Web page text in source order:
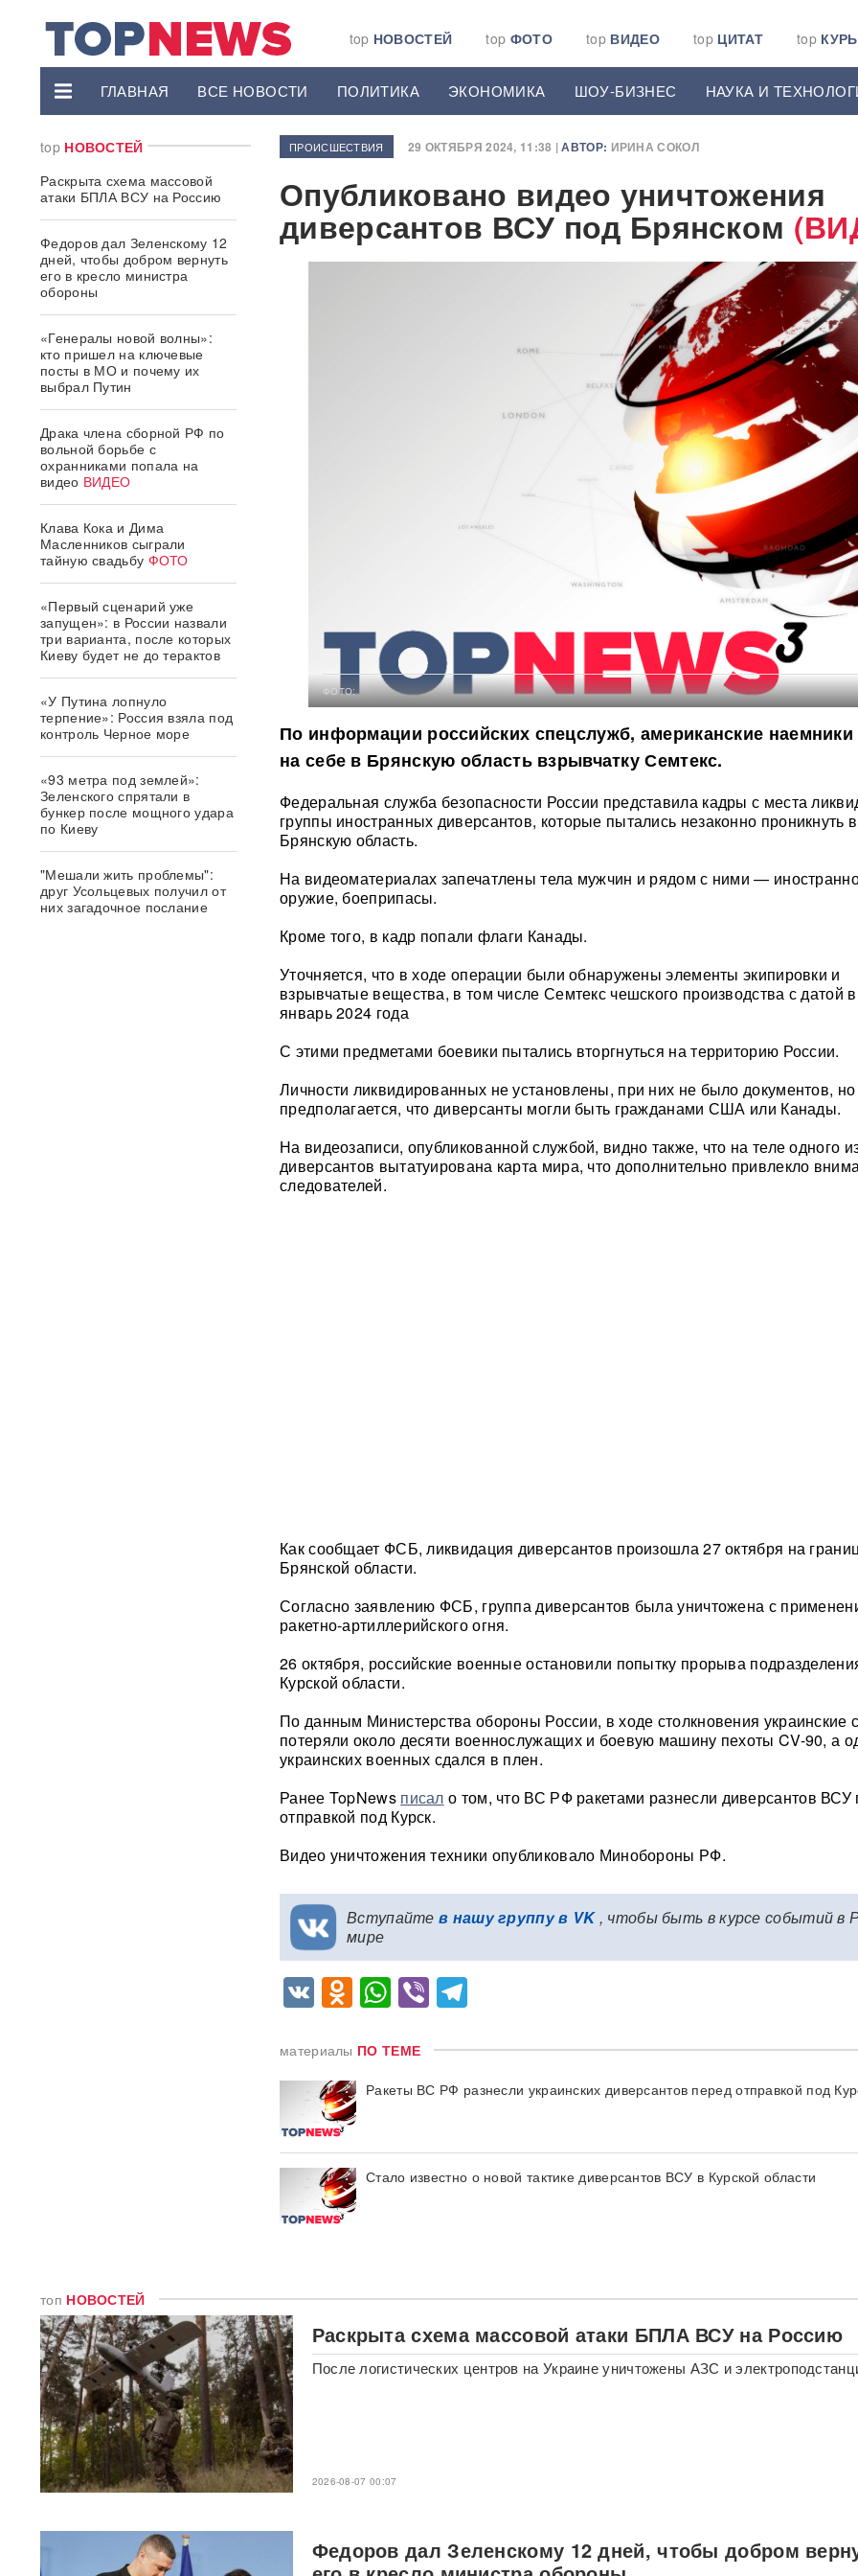
top НОВОСТЕЙ top ФОТО top ВИДЕО top ЦИТАТ top
ГЛАВНАЯ ВСЕ НОВОСТИ ПОЛИТИКА ЭКОНОМИКА ШОУ-БИЗНЕС НАУКА И
top НОВОСТЕЙ
Раскрыта схема массовой
атаки БПЛА ВСУ на Россию
Федоров дал Зеленскому 12
дней, чтобы добром вернуть
его в кресло министра
обороны
«Генералы новой волны»:
кто пришел на ключевые
посты в МО и почему их
выбрал Путин
Драка члена сборной РФ по
вольной борьбе с
охранниками попала на
видео ВИДЕО
Клава Кока и Дима
Масленников сыграли
тайную свадьбу ФОТО
«Первый сценарий уже
запущен»: в России назвали
три варианта, после которых
Киеву будет не до терактов
«У Путина лопнуло
терпение»: Россия взяла под
контроль Черное море
«93 метра под землей»:
Зеленского спрятали в
бункер после мощного удара
по Киеву
"Мешали жить проблемы":
друг Усольцевых получил от
них загадочное послание
Фрагмент разгонной ракеты
Falcon 9 врезался в
поверхность Луны
Медик раскрыл, как вовремя
обнаружить смертельно
опасный тромб
Получили бесплатно,
зарабатывали на аренде 25
рублей за особняк на
ПРОИСШЕСТВИЯ 29 ОКТЯБРЯ 2024, 11:38 |АВТОР: ИРИНА СОКОЛ
Опубликовано видео уничтожения
диверсантов ВСУ под Брянском
ФОТО:
По информации российских спецслужб, американские
на себе в Брянскую область взрывчатку Семтекс.
Федеральная служба безопасности России представила кадры с места
группы иностранных диверсантов, которые пытались незаконно проникнуть в
Брянскую область.
На видеоматериалах запечатлены тела мужчин и рядом с ними —
оружие, боеприпасы.
Кроме того, в кадр попали флаги Канады.
Уточняется, что в ходе операции были обнаружены элементы экипировки и
взрывчатые вещества, в том числе Семтекс чешского производства с датой
январь 2024 года
С этими предметами боевики пытались вторгнуться на территорию России.
Личности ликвидированных не установлены, при них не было документов, но
предполагается, что диверсанты могли быть гражданами США или Канады.
На видеозаписи, опубликованной службой, видно также, что на теле одного
диверсантов вытатуирована карта мира, что дополнительно привлекло
следователей.
Как сообщает ФСБ, ликвидация диверсантов произошла 27 октября на
Брянской области.
Согласно заявлению ФСБ, группа диверсантов была уничтожена с
ракетно-артиллерийского огня.
26 октября, российские военные остановили попытку прорыва
Курской области.
По данным Министерства обороны России, в ходе столкновения украинские
потеряли около десяти военнослужащих и боевую машину пехоты CV-90, а
украинских военных сдался в плен.
Ранее TopNews писал о том, что ВС РФ ракетами разнесли диверсантов ВСУ
отправкой под Курск.
Видео уничтожения техники опубликовало Минобороны РФ.
Вступайте в нашу группу в VK, чтобы быть в курсе событий в
мире
VKOdnoklassniki
WhatsApp
Viber
материалы ПО ТЕМЕ
Ракеты ВС РФ разнесли украинских диверсантов перед отправкой под
Стало известно о новой тактике диверсантов ВСУ в Курской области
топ НОВОСТЕЙ
Раскрыта схема массовой атаки БПЛА ВСУ на Россию
После логистических центров на Украине уничтожены АЗС и
2026-08-07 00:07
Федоров дал Зеленскому 12 дней, чтобы добром